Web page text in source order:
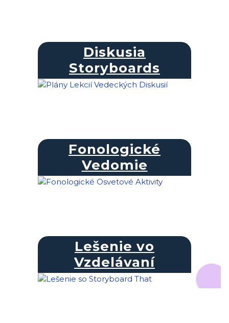
Diskusia
Storyboards
Fonologické
Vedomie
Lešenie vo
Vzdelávaní